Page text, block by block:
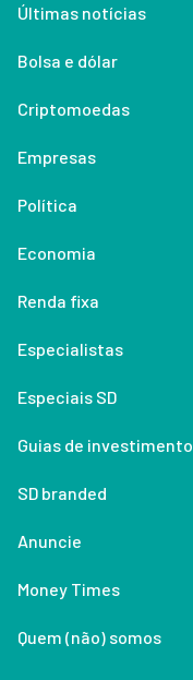
Últimas notícias
Bolsa e dólar
Criptomoedas
Empresas
Política
Economia
Renda fixa
Especialistas
Especiais SD
Guias de investimento
SD branded
Anuncie
Money Times
Quem (não) somos